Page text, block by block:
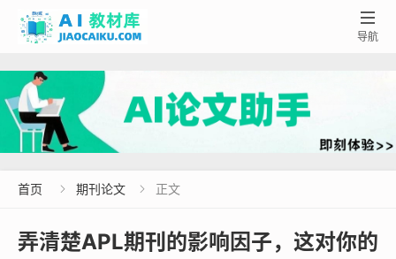

导航
首页  期刊论文  正文
弄清楚APL期刊的影响因子，这对你的